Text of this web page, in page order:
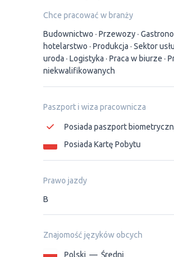
Chce pracować w branży
Budownictwo
Przewozy
hotelarstwo
Produkcja
Sektor
uroda
Logistyka Praca w biurze
niekwalifikowanych
Paszport i wiza pracownicza
Posiada paszport
Posiada Kartę Pobytu
Prawo jazdy
B
Znajomość języków obcych
Polski — Średni